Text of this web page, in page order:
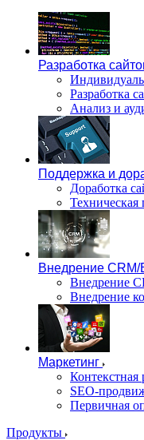
Разработка
Разработка
Анализ и
Поддержка и
Доработка
Техническая
Внедрение CRM/
Внедрение
Внедрение
Маркетинг
Контекстная
SEO-
Первичная
Продукты